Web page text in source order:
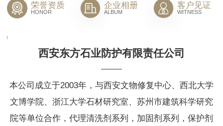
荣誉资质
HONOR
企业相册
ALBUM
客户见证
WITNESS
西安东方石业防护有限责任公司
本公司成立于2003年，与西安文物修复中心、西北大学
文博学院、浙江大学石材研究室、苏州市建筑科学研究
院等单位合作，代理清洗剂系列，加固剂系列，保护剂